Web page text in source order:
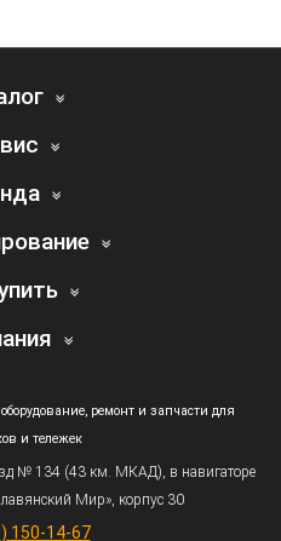
ремонт и запчасти для
и тележек
№ 134 (43км. МКАД), в навигаторе
Мир», корпус 30
) 150-14-67